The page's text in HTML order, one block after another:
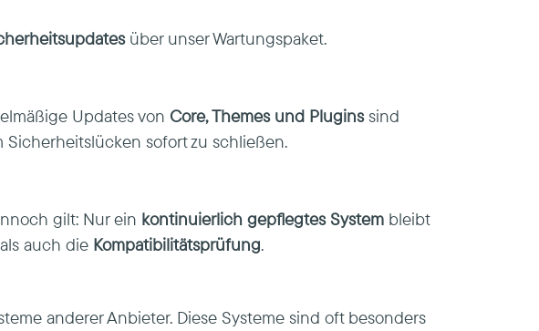
über unser Wartungspaket.
Updates von Core, Themes und Pluginssind
sofort zu schließen.
gilt: Nur ein kontinuierlich gepflegtes System bleibt
auch die Kompatibilitätsprüfung.
anderer Anbieter. Diese Systeme sind oft besonders